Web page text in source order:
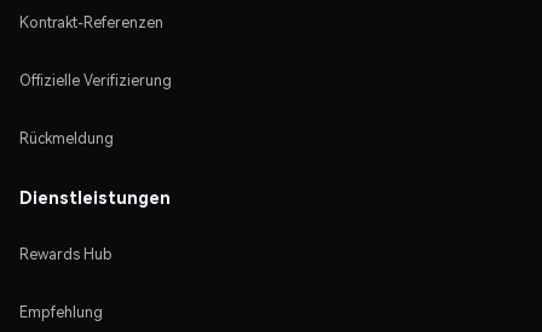
Kontrakt-Referenzen
Offizielle Verifizierung
Rückmeldung
Dienstleistungen
Rewards Hub
Empfehlung